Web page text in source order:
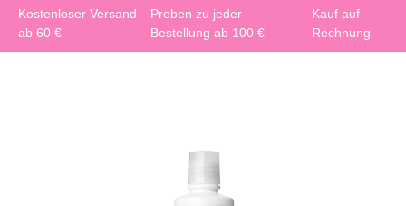
Kostenloser Versand
ab 60 €
Proben zu jeder
Bestellung ab 100 €
Kauf auf
Rechnung